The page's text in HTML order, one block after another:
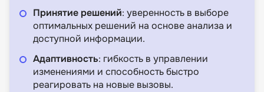
Принятие решений: уверенность в выборе
оптимальных решений на основе анализа и
доступной информации.
Адаптивность: гибкость в управлении
изменениями и способность быстро
реагировать на новые вызовы.